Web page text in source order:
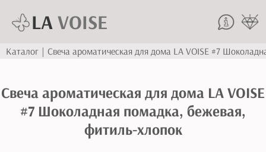
LA VOISE
Каталог | Свеча ароматическая для дома LA VOISE #7
Свеча ароматическая для дома LA VOISE
#7 Шоколадная помадка, бежевая,
фитиль-хлопок